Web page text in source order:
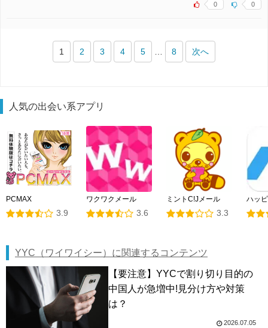
0 0
1 2 3 4 5 … 8 次へ
人気の出会い系アプリ
PCMAX
3.9
ワクワクメール
3.6
ミントC!Jメール
3.3
ハッ
YYC（ワイワイシー）に関連するコンテンツ
【要注意】YYCで割り切り目的の
中国人が急増中!見分け方や対策
は？
2026.07.05